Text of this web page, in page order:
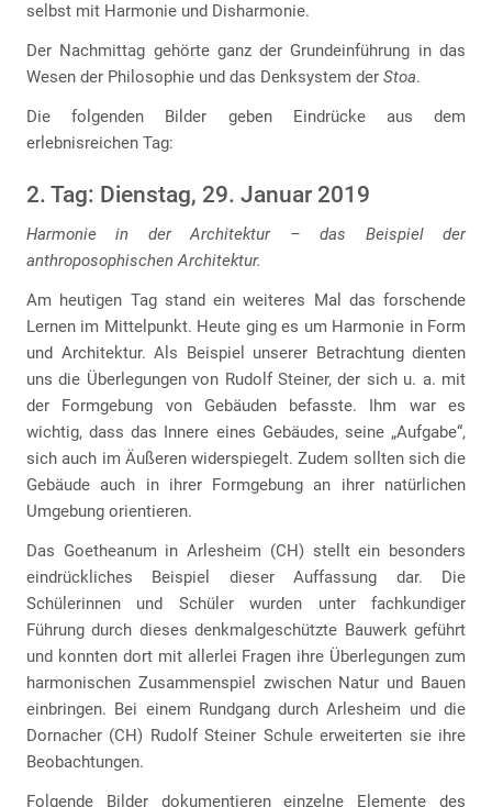
selbst mit Harmonie und Disharmonie.
Der Nachmittag gehörte ganz der Grundeinführung in das
Wesen der Philosophie und das Denksystem der Stoa.
Die folgenden Bilder geben Eindrücke aus dem
erlebnisreichen Tag:
2. Tag: Dienstag, 29. Januar 2019
Harmonie in der Architektur – das Beispiel der
anthroposophischen Architektur.
Am heutigen Tag stand ein weiteres Mal das forschende
Lernen im Mittelpunkt. Heute ging es um Harmonie in Form
und Architektur. Als Beispiel unserer Betrachtung dienten
uns die Überlegungen von Rudolf Steiner, der sich u. a. mit
der Formgebung von Gebäuden befasste. Ihm war es
wichtig, dass das Innere eines Gebäudes, seine „Aufgabe“,
sich auch im Äußeren widerspiegelt. Zudem sollten sich die
Gebäude auch in ihrer Formgebung an ihrer natürlichen
Umgebung orientieren.
Das Goetheanum in Arlesheim (CH) stellt ein besonders
eindrückliches Beispiel dieser Auffassung dar. Die
Schülerinnen und Schüler wurden unter fachkundiger
Führung durch dieses denkmalgeschützte Bauwerk geführt
und konnten dort mit allerlei Fragen ihre Überlegungen zum
harmonischen Zusammenspiel zwischen Natur und Bauen
einbringen. Bei einem Rundgang durch Arlesheim und die
Dornacher (CH) Rudolf Steiner Schule erweiterten sie ihre
Beobachtungen.
Folgende Bilder dokumentieren einzelne Elemente des